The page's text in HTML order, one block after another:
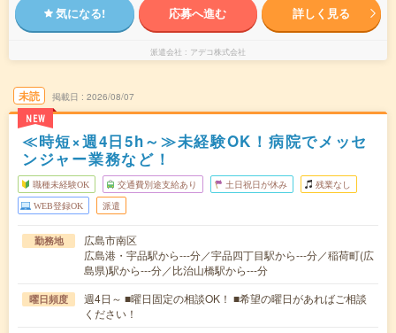
気になる! 応募へ進む 詳しく見る
派遣会社 アデコ株式会社
未読
NEW
掲載日 2026/08/07
≪時短×週4日5h～≫未経験OK！病院でメッセ
ンジャー業務など！
職種未経験OK 交通費別途支給あり 土日祝日が休み 残業なし
WEB登録OK 派遣
勤務地
広島市南区
広島港・宇品駅から---分／宇品四丁目駅から---分／稲荷町(広
島県)駅から---分／比治山橋駅から---分
曜日頻度
週4日～ ■曜日固定の相談OK！ ■希望の曜日があればご相談
ください！